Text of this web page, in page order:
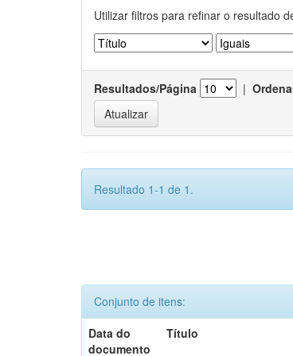
Utilizar filtros para refinar o resultado
Resultados/Página |
Resultado 1-1 de 1.
Conjunto de itens:
Data do
documento
Título